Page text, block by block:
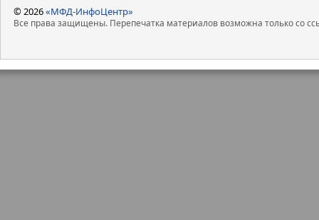
© 2026«МФД-ИнфоЦентр»
Все права защищены. Перепечатка материалов возможна только со